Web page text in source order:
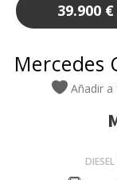
39.900 €
Añadir
DIESEL